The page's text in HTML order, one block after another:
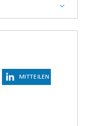
MITTEILEN